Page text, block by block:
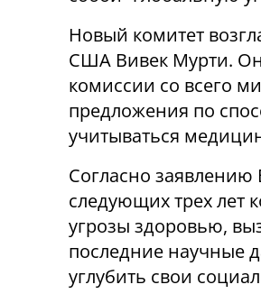
Новый комитет
США Вивек Мурти.
комиссии со всего
предложения по
учитываться
Согласно
следующих трех лет
угрозы здоровью,
последние научные
углубить свои